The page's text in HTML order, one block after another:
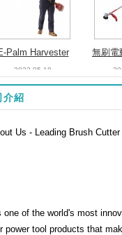
Palm Harvester
(E-cutter)
2022-05-18
無刷
/
介紹
Us - Leading Brush
one of the world's most
power tool products that